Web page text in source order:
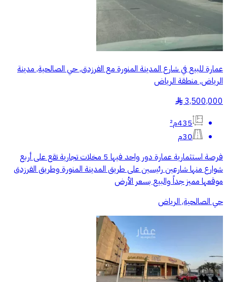
عمارة للبيع في شارع المدينة المنورة مع الفرزدق, حي الصالحية, مدينة
الرياض, منطقة الرياض
3,500,000
§
435م²
30م
فرصة استثمارية عمارة دور واحد فيها 5 مخلات تجارية تقع على أربع
شوارع منها شارعين رئيسين على طريق المدينة المنورة وطريق الفرزدق
موقعها مميز جداً والبيع بسعر الأرض
حي الصالحية, الرياض